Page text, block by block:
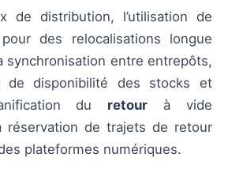
de distribution, l’utilisation de
des relocalisations longue
synchronisation entre entrepôts,
de disponibilité des stocks et
du retour à vide
réservation de trajets de retour
plateformes numériques.